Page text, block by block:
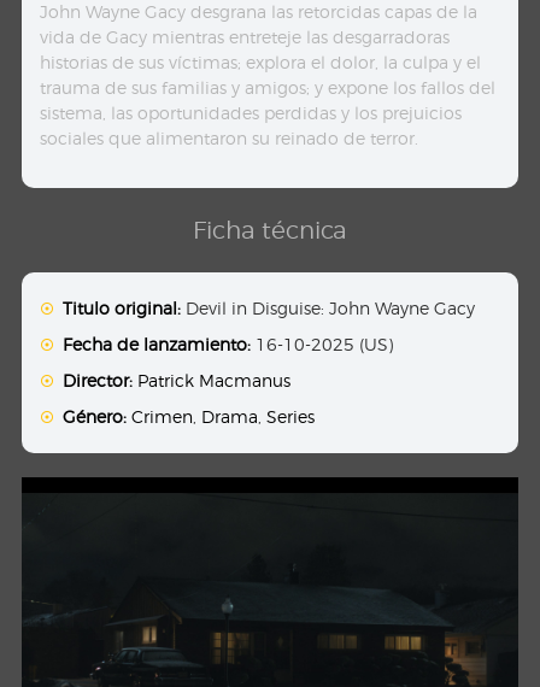
John Wayne Gacy desgrana las retorcidas capas de la
vida de Gacy mientras entreteje las desgarradoras
historias de sus víctimas; explora el dolor, la culpa y el
trauma de sus familias y amigos; y expone los fallos del
sistema, las oportunidades perdidas y los prejuicios
sociales que alimentaron su reinado de terror.
Ficha técnica
Titulo original: Devil in Disguise: John Wayne Gacy
Fecha de lanzamiento: 16-10-2025 (US)
Director: Patrick Macmanus
Género: Crimen, Drama,Series